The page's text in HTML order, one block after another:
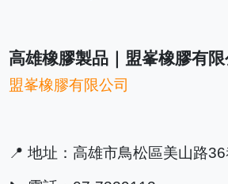
高雄橡膠製品｜盟峯橡膠有限
盟峯橡膠有限公司
📍 地址：高雄市鳥松區美山路